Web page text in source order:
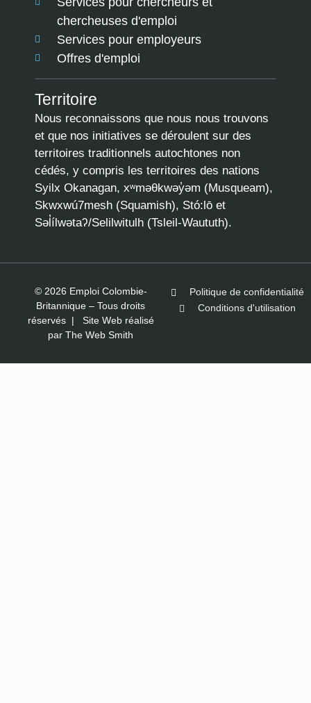
chercheuses d'emploi
Services pour employeurs
Offres d'emploi
Territoire
Nous reconnaissons que nous nous trouvons
et que nos initiatives se déroulent sur des
territoires traditionnels autochtones non
cédés, y compris les territoires des nations
Syilx Okanagan, xʷməθkwəy̓əm (Musqueam),
Skwxwú7mesh (Squamish), Stó:lō et
Səl̓ílwətaʔ/Selilwitulh (Tsleil-Waututh).
© 2026 Emploi Colombie-
Britannique – Tous droits
réservés | Site Web réalisé
par The Web Smith
Politique de confidentialité
Conditions d'utilisation